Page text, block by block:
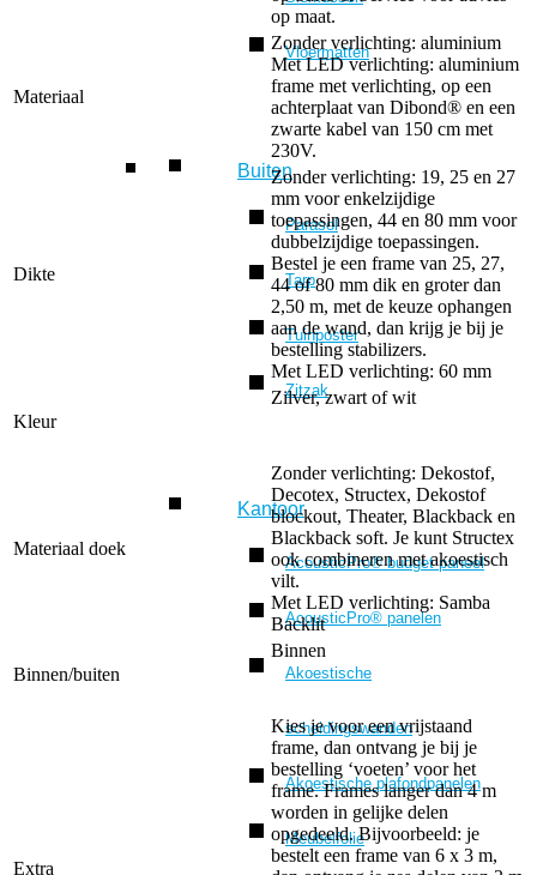
Vloermatten
Buiten
Parasol
Tarp
Tuinposter
Zitzak
Kantoor
AcousticPro® budget paneel
AcousticPro® panelen
Akoestische
scheidingswanden
Akoestische plafondpanelen
Meubelfolie
op maat.
Materiaal
Zonder verlichting: aluminium
Met LED verlichting: aluminium
frame met verlichting, op een
achterplaat van Dibond® en een
zwarte kabel van 150 cm met
230V.
Dikte
Zonder verlichting: 19, 25 en 27
mm voor enkelzijdige
toepassingen, 44 en 80 mm voor
dubbelzijdige toepassingen.
Bestel je een frame van 25, 27,
44 of 80 mm dik en groter dan
2,50 m, met de keuze ophangen
aan de wand, dan krijg je bij je
bestelling stabilizers.
Met LED verlichting: 60 mm
Kleur
Zilver, zwart of wit
Materiaal doek
Zonder verlichting: Dekostof,
Decotex, Structex, Dekostof
blockout, Theater, Blackback en
Blackback soft. Je kunt Structex
ook combineren met akoestisch
vilt.
Met LED verlichting: Samba
Backlit
Binnen/buiten
Binnen
Extra
Kies je voor een vrijstaand
frame, dan ontvang je bij je
bestelling ‘voeten’ voor het
frame. Frames langer dan 4 m
worden in gelijke delen
opgedeeld. Bijvoorbeeld: je
bestelt een frame van 6 x 3 m,